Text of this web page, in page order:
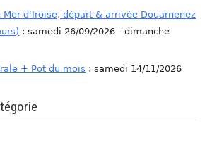
Mer d'Iroise, départ & arrivée Douarnenez
: samedi 26/09/2026 - dimanche
+ Pot du mois : samedi 14/11/2026